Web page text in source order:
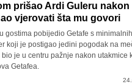
prišao Ardi Guleru nakon
vjerovati šta mu govori
gostima pobijedio Getafe s
koji je postigao jedini pogodak na
je u centru pažnje nakon utakmice
Getafea.